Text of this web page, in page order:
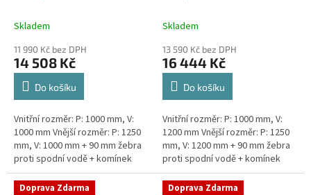
Skladem
11 990 Kč bez DPH
14 508 Kč
Do košíku
Vnitřní rozměr: P: 1000 mm, V:
1000 mm Vnější rozměr: P: 1250
mm, V: 1000 mm + 90 mm žebra
proti spodní vodě + komínek
Dvouplášťová vodoměrná šachta
- vhodná do míst...
Skladem
13 590 Kč bez DPH
16 444 Kč
Do košíku
Vnitřní rozměr: P: 1000 mm, V:
1200 mm Vnější rozměr: P: 1250
mm, V: 1200 mm + 90 mm žebra
proti spodní vodě + komínek
Dvouplášťová vodoměrná šachta
- vhodná do míst...
Doprava Zdarma Doprava Zdarma